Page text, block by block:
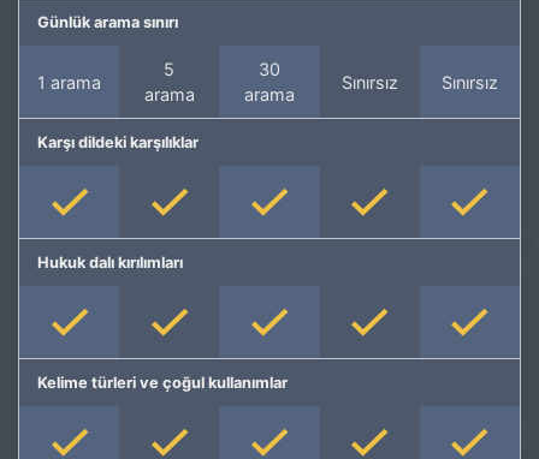
Günlük arama sınırı
1 arama
5
arama
30
arama
Sınırsız Sınırsız
Karşı dildeki karşılıklar
Hukuk dalı kırılımları
Kelime türleri ve çoğul kullanımlar